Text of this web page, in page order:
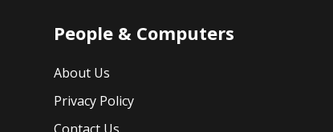
People & Computers
About Us
Privacy Policy